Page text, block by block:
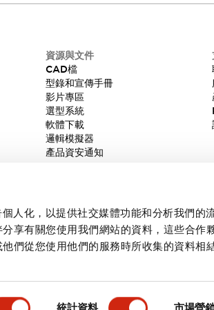
人化，以提供社交媒體功能和分析我們的
享有關您使用我們網站的資料，這些合作
們從您使用他們的服務時所收集的資料相結
統計資料 市場營
資源與文件
CAD檔
型錄和宣傳手冊
影片專區
選型系統
軟體下載
邏輯模擬器
產品資安通知